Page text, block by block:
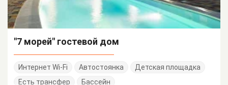
"7 морей" гостевой дом
Интернет Wi-Fi Автостоянка
Детская площадка
Есть трансфер
Бассейн